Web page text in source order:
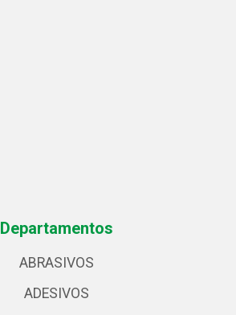
Departamentos
ABRASIVOS
ADESIVOS